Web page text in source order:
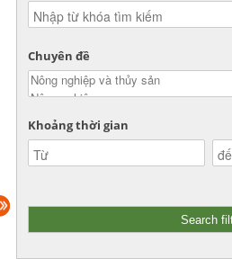
Chuyên đề
Khoảng thời gian